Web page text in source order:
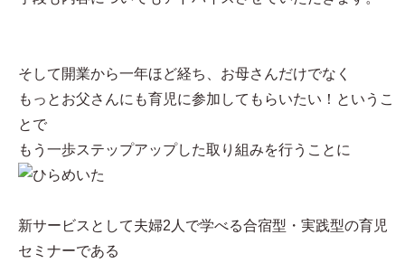
そして開業から一年ほど経ち、お母さんだけでなく
もっとお父さんにも育児に参加してもらいたい！というこ
とで
もう一歩ステップアップした取り組みを行うことに
新サービスとして夫婦2人で学べる合宿型・実践型の育児
セミナーである